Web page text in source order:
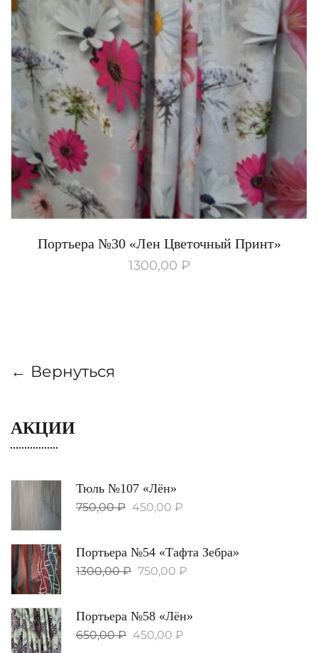
Портьера №30 «Лен Цветочный Принт»
1300,00 ₽
← Вернуться
АКЦИИ
Тюль №107 «Лён»
750,00₽ 450,00 ₽
Портьера №54 «Тафта Зебра»
1300,00₽ 750,00 ₽
Портьера №58 «Лён»
650,00₽ 450,00 ₽